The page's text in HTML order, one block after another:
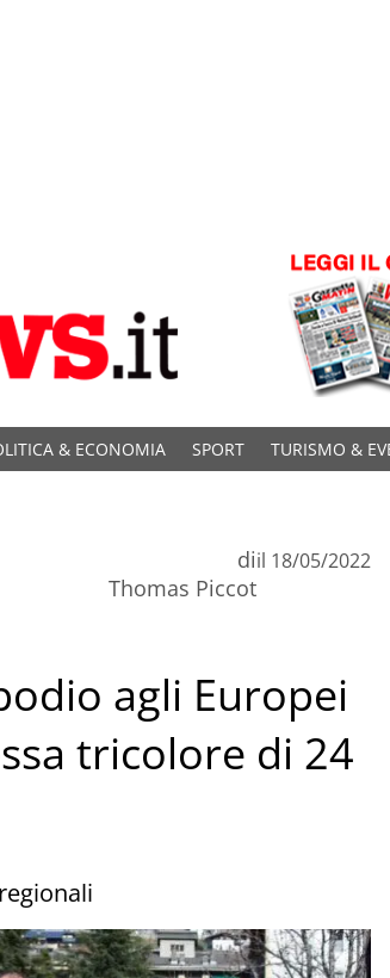
& ECONOMIA SPORT TURISMO &
di
Thomas Piccot
il 18/05/2022
agli Europei
tricolore di 24